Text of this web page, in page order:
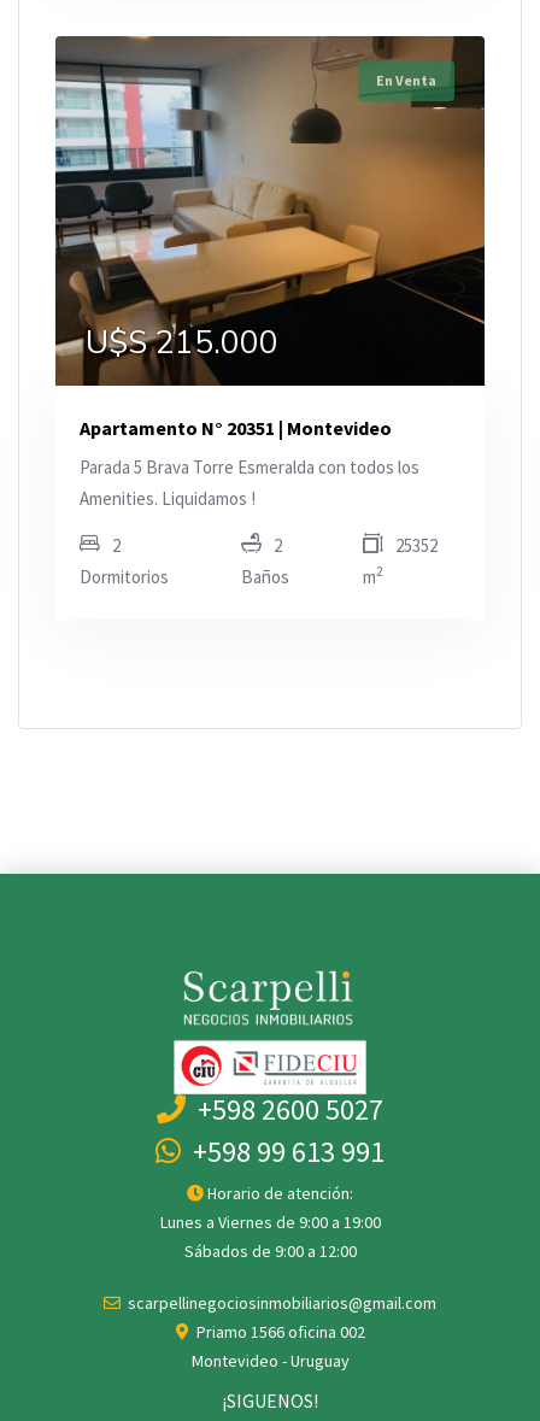
En Venta
U$S 215.000
Apartamento N° 20351 | Montevideo
Parada 5 Brava Torre Esmeralda con todos los
Amenities. Liquidamos !
2
Dormitorios
2
Baños
25352
m2
+598 2600 5027
+598 99 613 991
Horario de atención:
Lunes a Viernes de 9:00 a 19:00
Sábados de 9:00 a 12:00
scarpellinegociosinmobiliarios@gmail.com
Priamo 1566 oficina 002
Montevideo - Uruguay
¡SIGUENOS!